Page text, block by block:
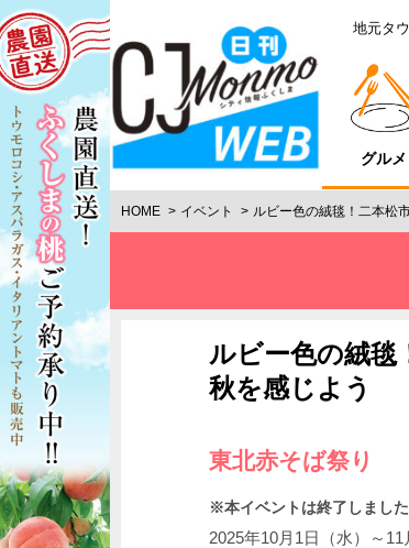
地元タ
グルメ
HOME イベント ルビー色の絨毯！二本松
ルビー色の絨毯
秋を感じよう
東北赤そば祭り
※本イベントは終了しました
2025年10月1日（水）～11